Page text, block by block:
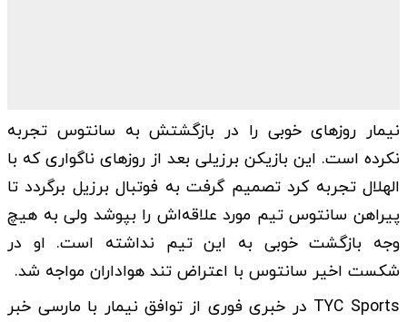
نیمار روزهای خوبی را در بازگشتش به سانتوس تجربه
نکرده است. این بازیکن برزیلی بعد از روزهای ناگواری که با
الهلال تجربه کرد تصمیم گرفت به فوتبال برزیل برگردد تا
پیراهن سانتوس تیم مورد علاقه‌اش را بپوشد ولی به هیچ
وجه بازگشت خوبی به این تیم نداشته است. او در
شکست اخیر سانتوس با اعتراض تند هواداران مواجه شد.
TYC Sports در خبری فوری از توافق نیمار با مارسی خبر